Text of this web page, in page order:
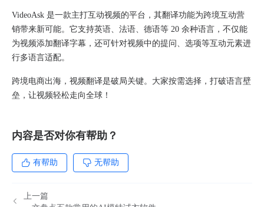
VideoAsk 是一款主打互动视频的平台，其翻译功能为跨境互动营
销带来新可能。它支持英语、法语、德语等 20 余种语言，不仅能
为视频添加翻译字幕，还可针对视频中的提问、选项等互动元素进
行多语言适配。
跨境电商出海，视频翻译是破局关键。大家按需选择，打破语言壁
垒，让视频轻松走向全球！
内容是否对你有帮助？
有帮助 无帮助
上一篇